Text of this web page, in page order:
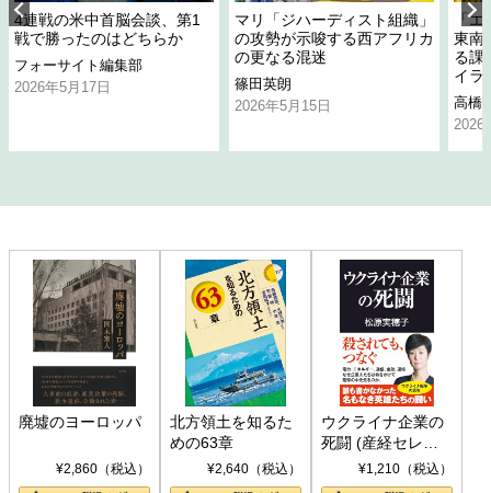
4連戦の米中首脳会談、第1
戦で勝ったのはどちらか
フォーサイト編集部
2026年5月17日
マリ「ジハーディスト組織」
の攻勢が示唆する西アフリカ
の更なる混迷
篠田英朗
2026年5月15日
「
東南
る課
イラ
高橋
2026
廃墟のヨーロッパ
¥2,860（税込）
北方領土を知るた
めの63章
¥2,640（税込）
ウクライナ企業の
死闘 (産経セレク
ト S 039)¥1,210（税込）